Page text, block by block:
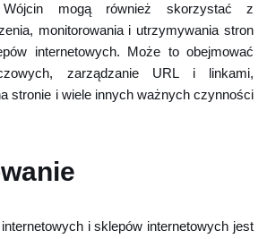
mogą również skorzystać z
monitorowania i utrzymywania stron
internetowych. Może to obejmować
zarządzanie URL i linkami,
stronie i wiele innych ważnych czynności
i sklepów internetowych jest